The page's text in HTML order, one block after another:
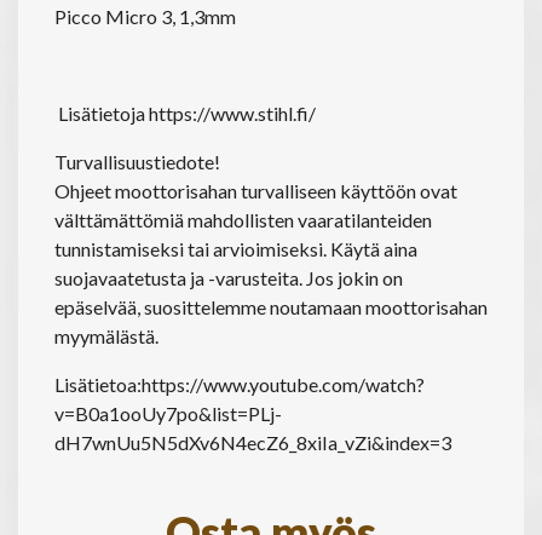
Picco Micro 3, 1,3mm
Lisätietojahttps://www.stihl.fi/
Turvallisuustiedote!
Ohjeet moottorisahan turvalliseen käyttöön ovat
välttämättömiä mahdollisten vaaratilanteiden
tunnistamiseksi tai arvioimiseksi. Käytä aina
suojavaatetusta ja -varusteita. Jos jokin on
epäselvää, suosittelemme noutamaan moottorisahan
myymälästä.
Lisätietoa:https://www.youtube.com/watch?
v=B0a1ooUy7po&list=PLj-
dH7wnUu5N5dXv6N4ecZ6_8xiIa_vZi&index=3